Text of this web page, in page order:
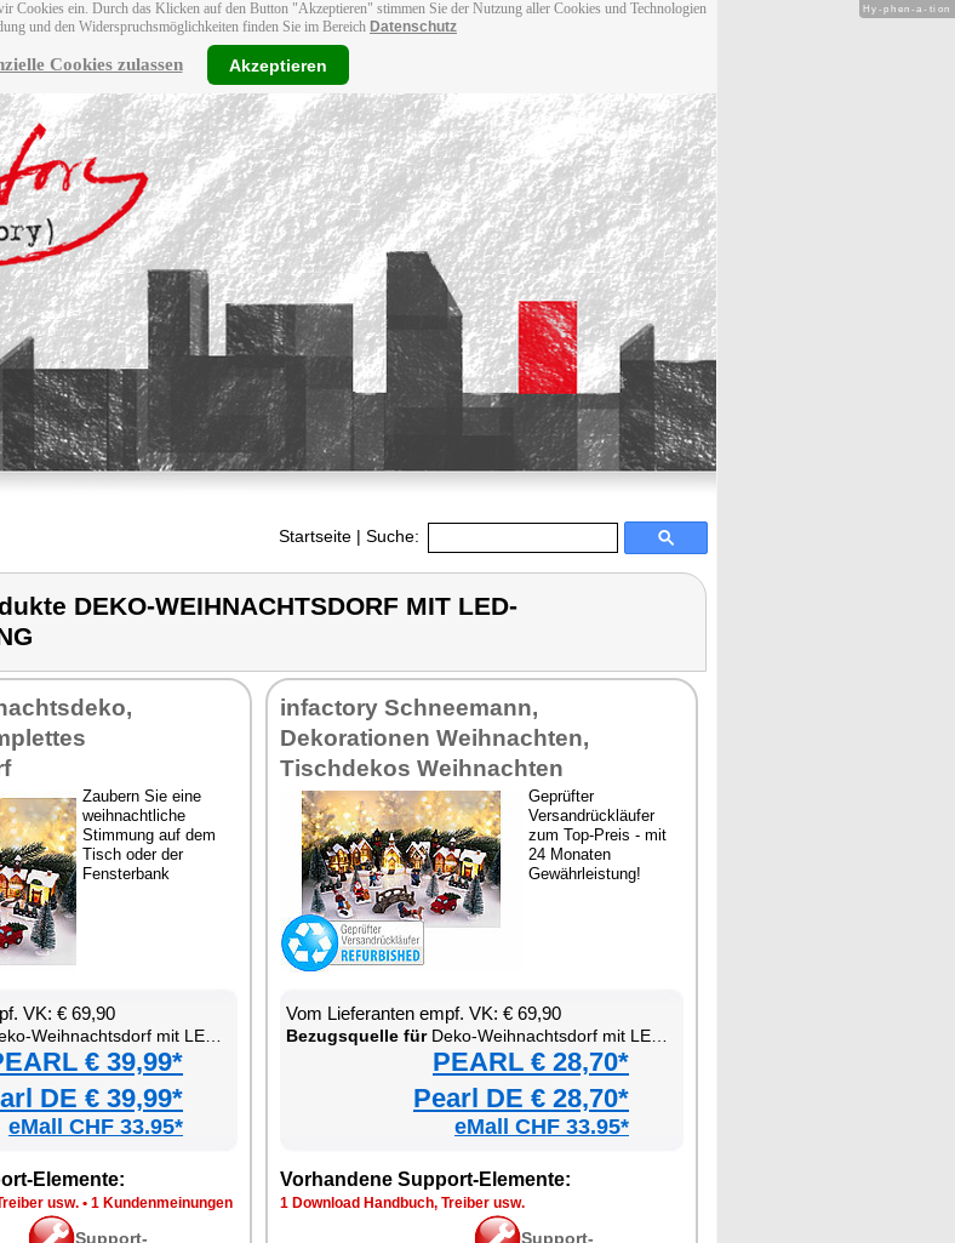
Cookies ein. Durch das Klicken auf den Button "Akzeptieren" stimmen Sie der Nutzung aller Cookies und Technologien
und den Widerspruchsmöglichkeiten finden Sie im Bereich Datenschutz
Cookies zulassen Akzeptieren
Startseite | Suche:
DEKO-WEIHNACHTSDORF MIT LED-
Zaubern Sie eine
weihnachtliche
Stimmung auf dem
Tisch oder der
Fensterbank
VK: € 69,90
Weihnachtsdorf mit LED-Beleuchtung
€ 39,99*
DE € 39,99*
eMall CHF 33.95*
Elemente:
usw. • 1 Kundenmeinungen
Support-
infactory Schneemann,
Dekorationen Weihnachten,
Tischdekos Weihnachten
Geprüfter
Versandrückläufer
zum Top-Preis - mit
24 Monaten
Gewährleistung!
Vom Lieferanten empf. VK: € 69,90
Bezugsquelle fürDeko-Weihnachtsdorf mit LED-Beleuchtung
PEARL € 28,70*
Pearl DE € 28,70*
eMall CHF 33.95*
Vorhandene Support-Elemente:
1 Download Handbuch, Treiber usw.
Support-
Hy-phen-a-tion